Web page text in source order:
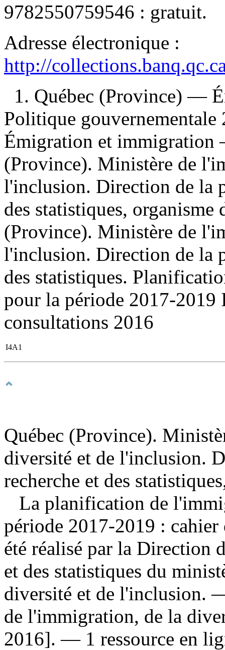
9782550759546 : gratuit.
Adresse électronique :
http://
1. Québec (Province) —
Politique
Émigration et
(Province). Ministère de
l'inclusion. Direction de la
des statistiques,
(Province). Ministère de
l'inclusion. Direction de la
des statistiques.
pour la période 2017-
consultations 2016
I4A1
Québec (Province).
diversité et de l'inclusion.
recherche et des
La planification de
période 2017-2019 :
été réalisé par la Direction
et des statistiques du
diversité et de l'inclusion.
de l'immigration, de la
2016]. — 1 ressource en